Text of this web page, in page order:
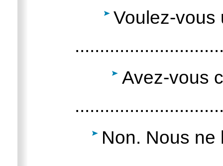
Voulez-vous
Avez-vous
Non. Nous ne